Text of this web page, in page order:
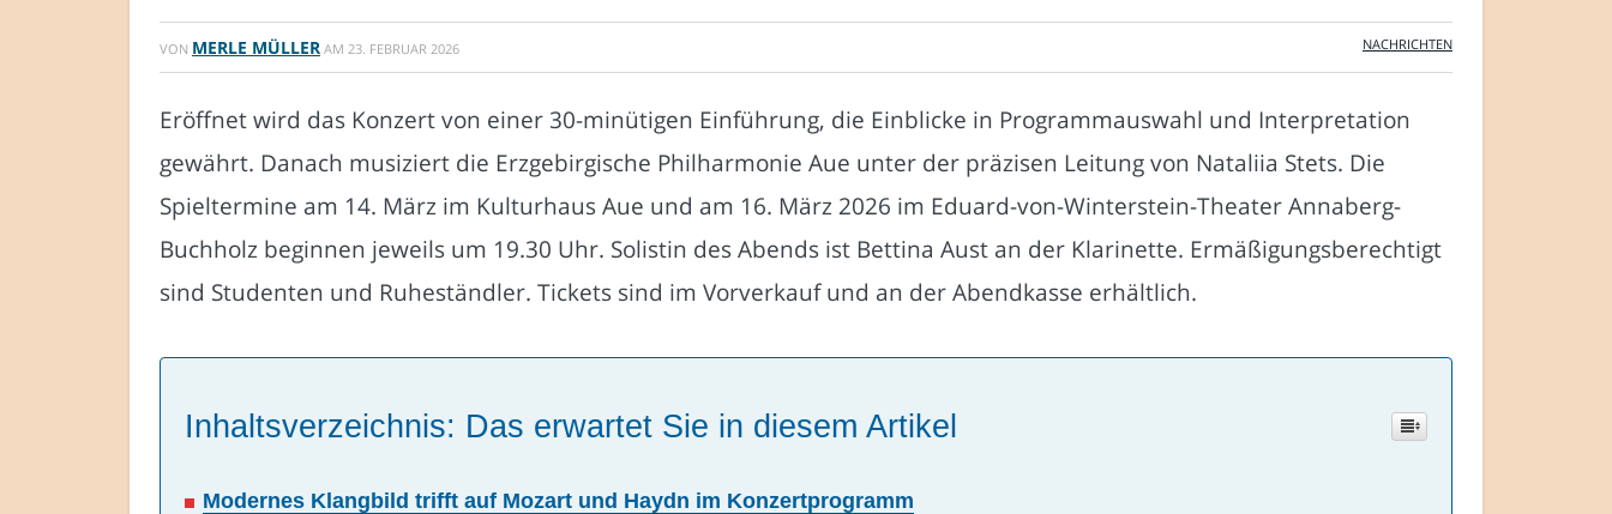
VON MERLE MÜLLER AM 23. FEBRUAR 2026 NACHRICHTEN
Eröffnet wird das Konzert von einer 30-minütigen Einführung, die Einblicke in Programmauswahl und Interpretation
gewährt. Danach musiziert die Erzgebirgische Philharmonie Aue unter der präzisen Leitung von Nataliia Stets. Die
Spieltermine am 14. März im Kulturhaus Aue und am 16. März 2026 im Eduard-von-Winterstein-Theater Annaberg-
Buchholz beginnen jeweils um 19.30 Uhr. Solistin des Abends ist Bettina Aust an der Klarinette. Ermäßigungsberechtigt
sind Studenten und Ruheständler. Tickets sind im Vorverkauf und an der Abendkasse erhältlich.
Inhaltsverzeichnis: Das erwartet Sie in diesem Artikel
Modernes Klangbild trifft auf Mozart und Haydn im Konzertprogramm